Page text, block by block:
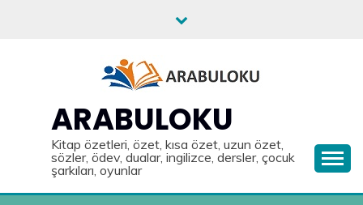
ARABULOKU
Kitap özetleri, özet, kısa özet, uzun özet,
sözler, ödev, dualar, ingilizce, dersler, çocuk
şarkıları, oyunlar